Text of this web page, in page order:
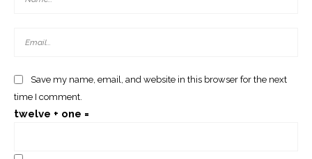
Save my name, email, and website in this browser for the next
time I comment.
twelve + one =